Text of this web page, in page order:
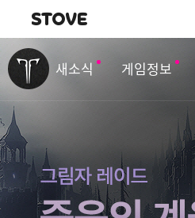
내비게이션
새소식 게임정보
벤
트
&
업
데
이
트